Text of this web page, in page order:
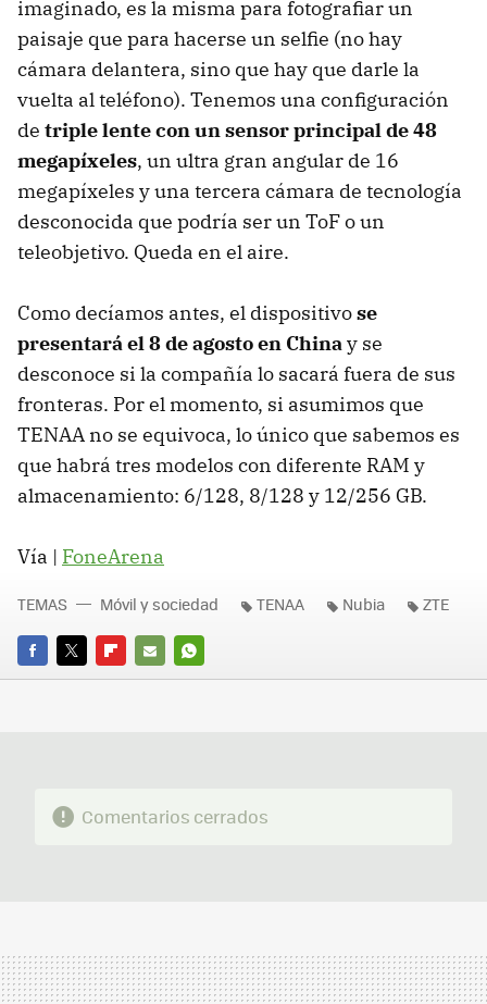
imaginado, es la misma para fotografiar un
paisaje que para hacerse un selfie (no hay
cámara delantera, sino que hay que darle la
vuelta al teléfono). Tenemos una configuración
de triple lente con un sensor principal de 48
megapíxeles, un ultra gran angular de 16
megapíxeles y una tercera cámara de tecnología
desconocida que podría ser un ToF o un
teleobjetivo. Queda en el aire.
Como decíamos antes, el dispositivose
presentará el 8 de agosto en Chinay se
desconoce si la compañía lo sacará fuera de sus
fronteras. Por el momento, si asumimos que
TENAA no se equivoca, lo único que sabemos es
que habrá tres modelos con diferente RAM y
almacenamiento: 6/128, 8/128 y 12/256 GB.
Vía | FoneArena
FACEBOOK
TWITTERFLIPBOARD
E-
WHATSAPP
TEMAS Móvil y sociedad TENAA Nubia ZTE
Comentarios cerrados